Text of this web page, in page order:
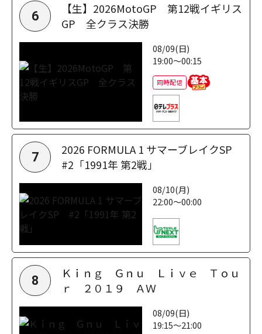
6
【生】2026MotoGP 第12戦イギリス
GP 全クラス決勝
08/09(日)
19:00～00:15
同時配信
7
2026 FORMULA 1 サマーブレイクSP
#2「1991年 第2戦」
08/10(月)
22:00～00:00
8
Ｋｉｎｇ Ｇｎｕ Ｌｉｖｅ Ｔｏｕ
ｒ ２０１９ ＡＷ
08/09(日)
19:15～21:00